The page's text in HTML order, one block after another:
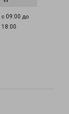
с 09:00 до
18:00